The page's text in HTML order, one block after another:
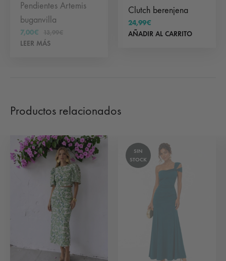
Pendientes Artemis
buganvilla
7,00€
LEER MÁS
Clutch berenjena
24,99€
AÑADIR AL CARRITO
Productos relacionados
SIN
STOCK